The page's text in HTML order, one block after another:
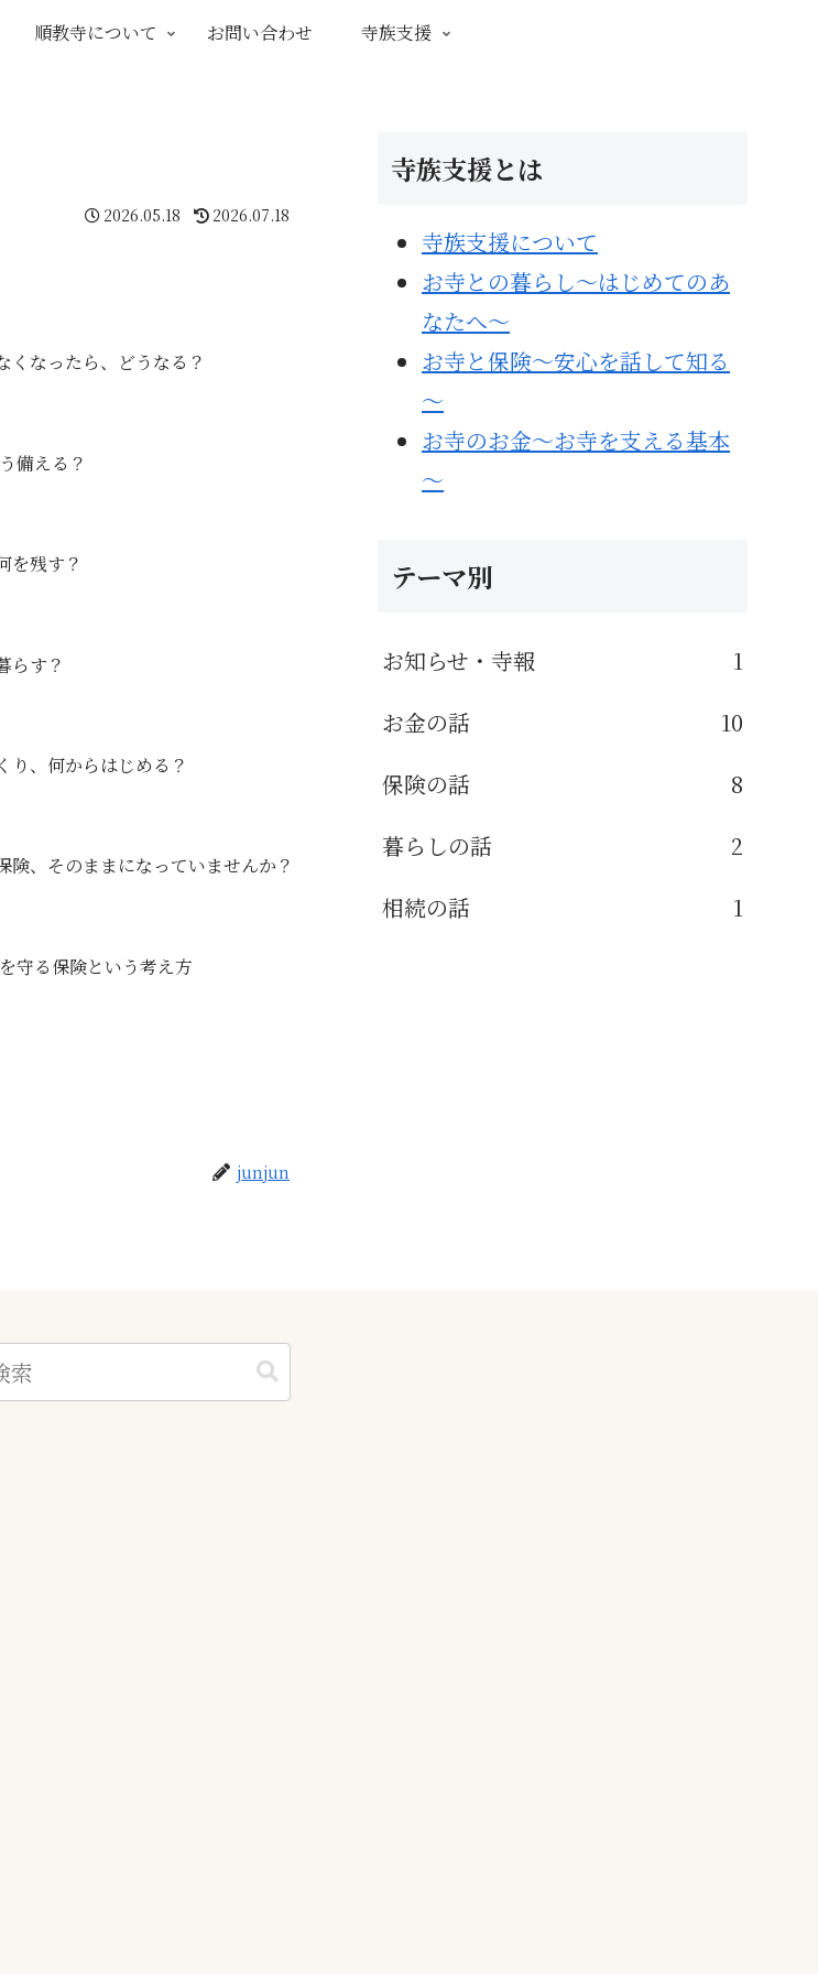
順教寺について お問い合わせ 寺族支援
2026.05.18 2026.07.18
なったら、どうなる？
備える？
を残す？
らす？
、何からはじめる？
、そのままになっていませんか？
守る保険という考え方
junjun
寺族支援とは
寺族支援について
お寺との暮らし～はじめてのあ
なたへ～
お寺と保険～安心を話して知る
～
お寺のお金～お寺を支える基本
～
テーマ別
お知らせ・寺報
1
お金の話
10
保険の話
8
暮らしの話
2
相続の話
1